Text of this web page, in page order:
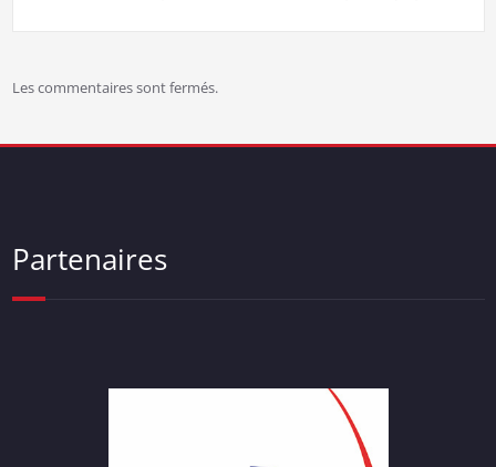
Les commentaires sont fermés.
Partenaires